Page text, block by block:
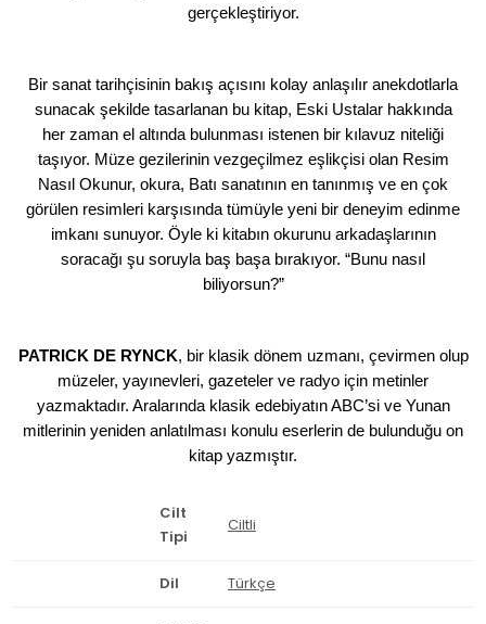
gerçekleştiriyor.
Bir sanat tarihçisinin bakış açısını kolay anlaşılır anekdotlarla
sunacak şekilde tasarlanan bu kitap, Eski Ustalar hakkında
her zaman el altında bulunması istenen bir kılavuz niteliği
taşıyor. Müze gezilerinin vezgeçilmez eşlikçisi olan Resim
Nasıl Okunur, okura, Batı sanatının en tanınmış ve en çok
görülen resimleri karşısında tümüyle yeni bir deneyim edinme
imkanı sunuyor. Öyle ki kitabın okurunu arkadaşlarının
soracağı şu soruyla baş başa bırakıyor. “Bunu nasıl
biliyorsun?”
PATRICK DE RYNCK, bir klasik dönem uzmanı, çevirmen olup
müzeler, yayınevleri, gazeteler ve radyo için metinler
yazmaktadır. Aralarında klasik edebiyatın ABC’si ve Yunan
mitlerinin yeniden anlatılması konulu eserlerin de bulunduğu on
kitap yazmıştır.
Cilt
Tipi
Ciltli
Dil Türkçe